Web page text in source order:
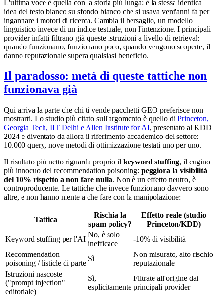
L'ultima voce è quella con la storia più lunga: è la stessa identica
idea del testo bianco su sfondo bianco che si usava vent'anni fa per
ingannare i motori di ricerca. Cambia il bersaglio, un modello
linguistico invece di un indice testuale, non l'intenzione. I principali
provider infatti filtrano già queste istruzioni a livello di retrieval:
quando funzionano, funzionano poco; quando vengono scoperte, il
danno reputazionale supera qualsiasi beneficio.
Il paradosso: metà di queste tattiche non
funzionava già
Qui arriva la parte che chi ti vende pacchetti GEO preferisce non
mostrarti. Lo studio più citato sull'argomento è quello di Princeton,
Georgia Tech, IIT Delhi e Allen Institute for AI, presentato al KDD
2024 e diventato da allora il riferimento accademico del settore:
10.000 query, nove metodi di ottimizzazione testati uno per uno.
Il risultato più netto riguarda proprio il keyword stuffing, il cugino
più innocuo del recommendation poisoning: peggiora la visibilità
del 10% rispetto a non fare nulla. Non è un effetto neutro, è
controproducente. Le tattiche che invece funzionano davvero sono
altre, e non hanno niente a che fare con la manipolazione:
Tattica
Rischia la
spam policy?
Effetto reale (studio
Princeton/KDD)
Keyword stuffing per l'AI
No, è solo
inefficace
-10% di visibilità
Recommendation
poisoning / listicle di parte
Sì
Non misurato, alto rischio
reputazionale
Istruzioni nascoste
("prompt injection"
editoriale)
Sì,
esplicitamente
Filtrate all'origine dai
principali provider